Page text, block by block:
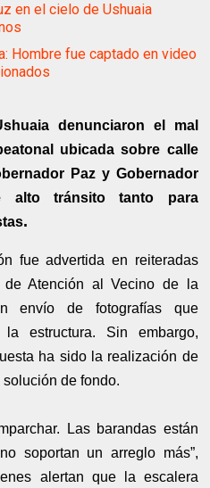
en el cielo de Ushuaia
Hombre fue captado en video
denunciaron el mal
ubicada sobre calle
Paz y Gobernador
alto tránsito tanto para
.
fue advertida en reiteradas
Atención al Vecino de la
envío de fotografías que
estructura. Sin embargo,
ha sido la realización de
de fondo.
Las barandas están
soportan un arreglo más”,
alertan que la escalera